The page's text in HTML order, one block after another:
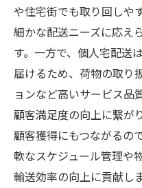
や住宅街でも取り回しや
細かな配送ニーズに応え
す。一方で、個人宅配送
届けるため、荷物の取り
ョンなど高いサービス品
顧客満足度の向上に繋が
顧客獲得にもつながるの
軟なスケジュール管理や
輸送効率の向上に貢献し